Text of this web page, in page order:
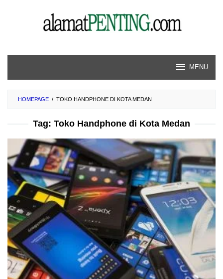
MENU
HOMEPAGE / TOKO HANDPHONE DI KOTA MEDAN
Tag: Toko Handphone di Kota Medan